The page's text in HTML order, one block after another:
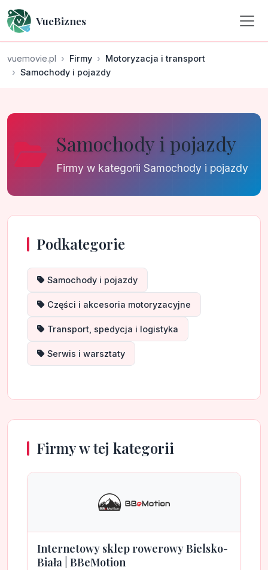
VueBiznes
vuemovie.pl Firmy
Motoryzacja i transport
Samochody i pojazdy
Samochody i pojazdy
Firmy w kategorii Samochody i pojazdy
Podkategorie
Samochody i pojazdy
Części i akcesoria motoryzacyjne
Transport, spedycja i logistyka
Serwis i warsztaty
Firmy w tej kategorii
Internetowy sklep rowerowy Bielsko-
Biała | BBeMotion